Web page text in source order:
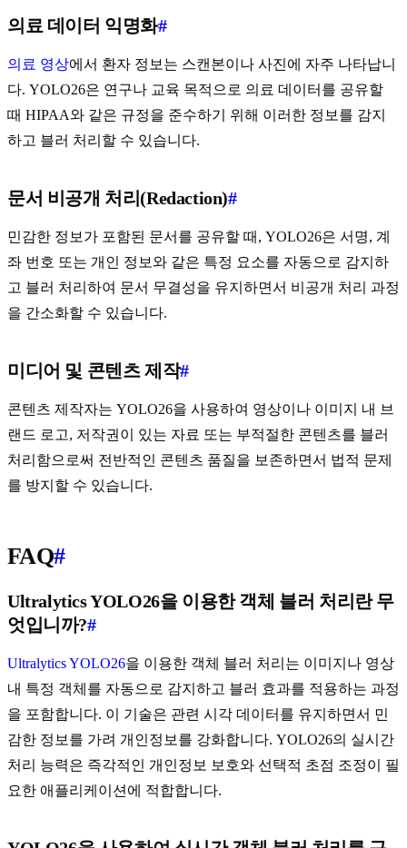
의료 데이터 익명화#
의료 영상에서 환자 정보는 스캔본이나 사진에 자주 나타납니
다. YOLO26은 연구나 교육 목적으로 의료 데이터를 공유할
때 HIPAA와 같은 규정을 준수하기 위해 이러한 정보를 감지
하고 블러 처리할 수 있습니다.
문서 비공개 처리(Redaction)#
민감한 정보가 포함된 문서를 공유할 때, YOLO26은 서명, 계
좌 번호 또는 개인 정보와 같은 특정 요소를 자동으로 감지하
고 블러 처리하여 문서 무결성을 유지하면서 비공개 처리 과정
을 간소화할 수 있습니다.
미디어 및 콘텐츠 제작#
콘텐츠 제작자는 YOLO26을 사용하여 영상이나 이미지 내 브
랜드 로고, 저작권이 있는 자료 또는 부적절한 콘텐츠를 블러
처리함으로써 전반적인 콘텐츠 품질을 보존하면서 법적 문제
를 방지할 수 있습니다.
FAQ#
Ultralytics YOLO26을 이용한 객체 블러 처리란 무
엇입니까?#
Ultralytics YOLO26을 이용한 객체 블러 처리는 이미지나 영상
내 특정 객체를 자동으로 감지하고 블러 효과를 적용하는 과정
을 포함합니다. 이 기술은 관련 시각 데이터를 유지하면서 민
감한 정보를 가려 개인정보를 강화합니다. YOLO26의 실시간
처리 능력은 즉각적인 개인정보 보호와 선택적 초점 조정이 필
요한 애플리케이션에 적합합니다.